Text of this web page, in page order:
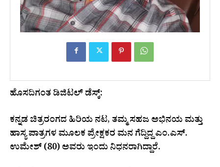
ಹೊಸದಿಗಂತ ಡಿಜಿಟಲ್ ಡೆಸ್ಕ್:
ಕನ್ನಡ ಚಿತ್ರರಂಗದ ಹಿರಿಯ ನಟ, ತಮ್ಮ ಸಹಜ ಅಭಿನಯ ಮತ್ತು
ಹಾಸ್ಯ ಪಾತ್ರಗಳ ಮೂಲಕ ಪ್ರೇಕ್ಷಕರ ಮನ ಗೆದ್ದಿದ್ದ ಎಂ.ಎಸ್.
ಉಮೇಶ್ (80) ಅವರು ಇಂದು ನಿಧನರಾಗಿದ್ದಾರೆ.